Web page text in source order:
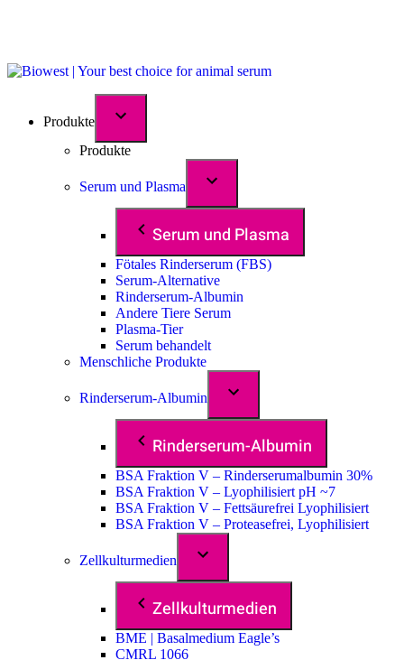
Produkte
Produkte
Serum und Plasma
Serum und Plasma
Fötales Rinderserum (FBS)
Serum-Alternative
Rinderserum-Albumin
Andere Tiere Serum
Plasma-Tier
Serum behandelt
Menschliche Produkte
Rinderserum-Albumin
Rinderserum-Albumin
BSA Fraktion V – Rinderserumalbumin 30%
BSA Fraktion V – Lyophilisiert pH ~7
BSA Fraktion V – Fettsäurefrei Lyophilisiert
BSA Fraktion V – Proteasefrei, Lyophilisiert
Zellkulturmedien
Zellkulturmedien
BME | Basalmedium Eagle’s
CMRL 1066